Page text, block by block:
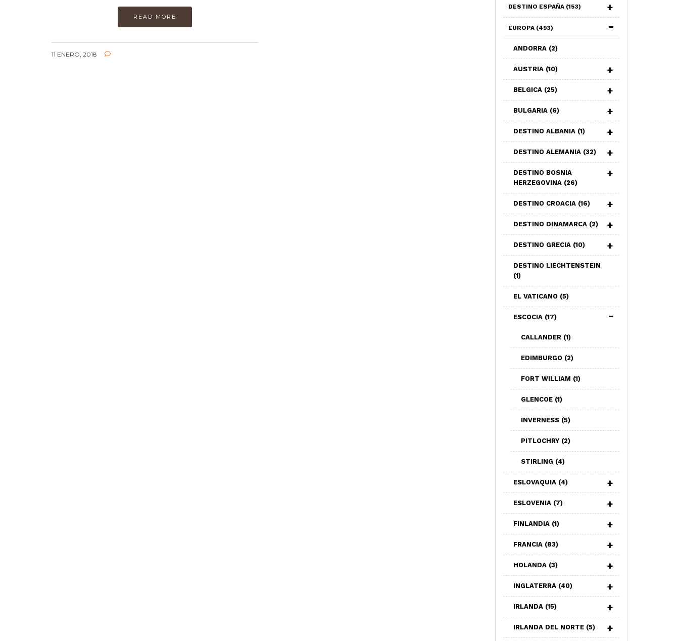
READ MORE
11 ENERO, 2018
DESTINO ESPAÑA (153)
EUROPA (493)
ANDORRA (2)
AUSTRIA (10)
BELGICA (25)
BULGARIA (6)
DESTINO ALBANIA (1)
DESTINO ALEMANIA (32)
DESTINO BOSNIA
HERZEGOVINA (26)
DESTINO CROACIA (16)
DESTINO DINAMARCA (2)
DESTINO GRECIA (10)
DESTINO LIECHTENSTEIN
(1)
EL VATICANO (5)
ESCOCIA (17)
CALLANDER (1)
EDIMBURGO (2)
FORT WILLIAM (1)
GLENCOE (1)
INVERNESS (5)
PITLOCHRY (2)
STIRLING (4)
ESLOVAQUIA (4)
ESLOVENIA (7)
FINLANDIA (1)
FRANCIA (83)
HOLANDA (3)
INGLATERRA (40)
IRLANDA (15)
IRLANDA DEL NORTE (5)